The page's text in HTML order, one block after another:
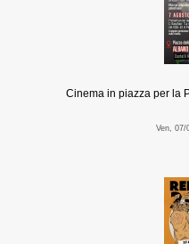
Cinema in piazza per la
Ven, 07/